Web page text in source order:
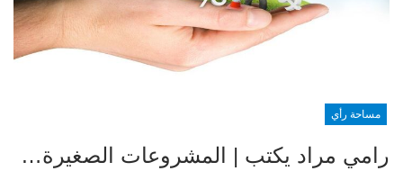
مساحة رأي
رامي مراد يكتب | المشروعات الصغيرة…